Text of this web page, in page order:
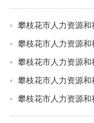
攀枝花市人力资源
攀枝花市人力资源
攀枝花市人力资源
攀枝花市人力资源
攀枝花市人力资源